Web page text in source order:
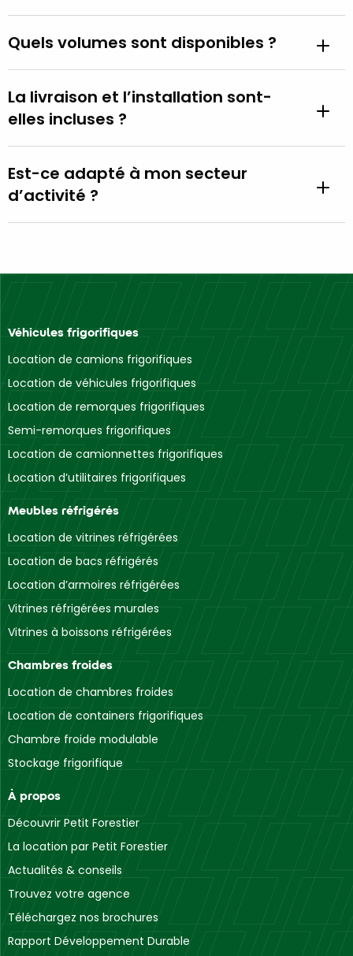
Quels volumes sont disponibles ?
La livraison et l’installation sont-
elles incluses ?
Est-ce adapté à mon secteur
d’activité ?
Véhicules frigorifiques
Location de camions frigorifiques
Location de véhicules frigorifiques
Location de remorques frigorifiques
Semi-remorques frigorifiques
Location de camionnettes frigorifiques
Location d’utilitaires frigorifiques
Meubles réfrigérés
Location de vitrines réfrigérées
Location de bacs réfrigérés
Location d’armoires réfrigérées
Vitrines réfrigérées murales
Vitrines à boissons réfrigérées
Chambres froides
Location de chambres froides
Location de containers frigorifiques
Chambre froide modulable
Stockage frigorifique
À propos
Découvrir Petit Forestier
La location par Petit Forestier
Actualités & conseils
Trouvez votre agence
Téléchargez nos brochures
Rapport Développement Durable